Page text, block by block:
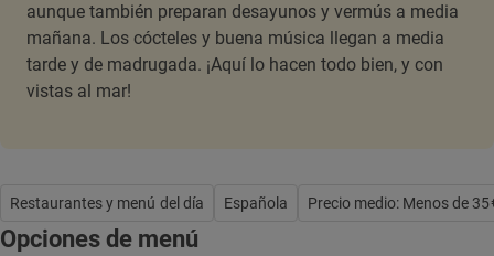
aunque también preparan desayunos y vermús a media
mañana. Los cócteles y buena música llegan a media
tarde y de madrugada. ¡Aquí lo hacen todo bien, y con
vistas al mar!
Restaurantes y menú del día Española Precio medio: Menos de
Opciones de menú